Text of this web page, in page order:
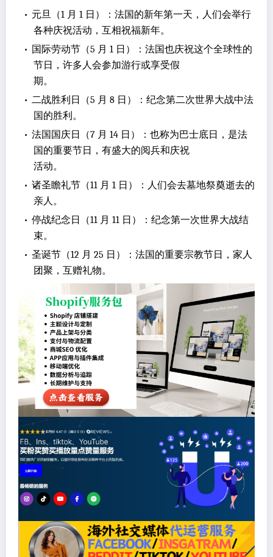
• 元旦（1 月 1 日）：法国的新年第一天，人们会举行
各种庆祝活动，互相祝福新年。
•
国际劳动节（5 月 1 日）：法国也庆祝这个全球性的
节日，许多人会参加游行或享受假
期。
• 二战胜利日（5 月 8 日）：纪念第二次世界大战中法
国的胜利。
• 法国国庆日（7 月 14 日）：也称为巴士底日，是法
国的重要节日，有盛大的阅兵和庆祝
活动。
• 诸圣瞻礼节（11 月 1 日）：人们会去墓地祭奠逝去的
亲人。
• 停战纪念日（11 月 11 日）：纪念第一次世界大战结
束。
• 圣诞节（12 月 25 日）：法国的重要宗教节日，家人
团聚，互赠礼物。